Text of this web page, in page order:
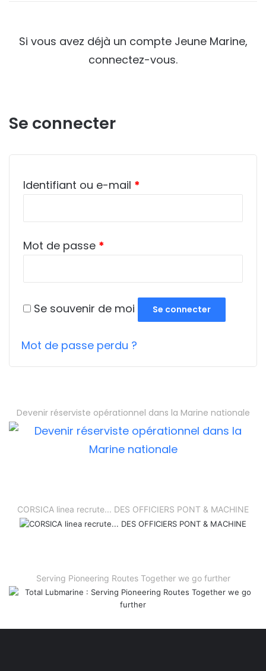
Si vous avez déjà un compte Jeune Marine,
connectez-vous.
Se connecter
Identifiant ou e-mail *
Mot de passe *
Se souvenir de moi Se connecter
Mot de passe perdu ?
Devenir réserviste opérationnel dans la Marine nationale
CORSICA linea recrute... DES OFFICIERS PONT & MACHINE
Serving Pioneering Routes Together we go further